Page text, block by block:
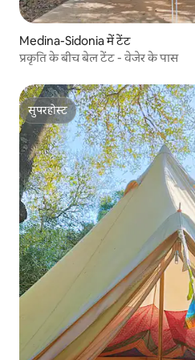
Medina-Sidonia में टेंट
प्रकृति के बीच बेल टेंट - वेजेर के पास
सुपरहोस्ट
सुपरहोस्ट